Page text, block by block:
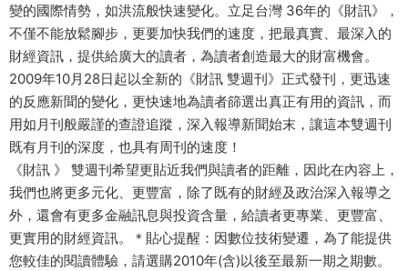
變的國際情勢，如洪流般快速變化。立足台灣 36年的《財訊》，
不僅不能放鬆腳步，更要加快我們的速度，把最真實、最深入的
財經資訊，提供給廣大的讀者，為讀者創造最大的財富機會。
2009年10月28日起以全新的《財訊 雙週刊》正式發刊，更迅速
的反應新聞的變化，更快速地為讀者篩選出真正有用的資訊，而
用如月刊般嚴謹的查證追蹤，深入報導新聞始末，讓這本雙週刊
既有月刊的深度，也具有周刊的速度！
《財訊 》 雙週刊希望更貼近我們與讀者的距離，因此在內容上，
我們也將更多元化、更豐富，除了既有的財經及政治深入報導之
外，還會有更多金融訊息與投資含量，給讀者更專業、更豐富、
更實用的財經資訊。＊貼心提醒：因數位技術變遷，為了能提供
您較佳的閱讀體驗，請選購2010年(含)以後至最新一期之期數。